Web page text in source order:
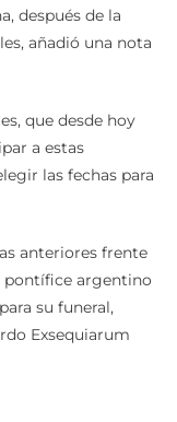
después de la
añadió una nota
que desde hoy
a estas
las fechas para
anteriores frente
pontífice argentino
su funeral,
Exsequiarum